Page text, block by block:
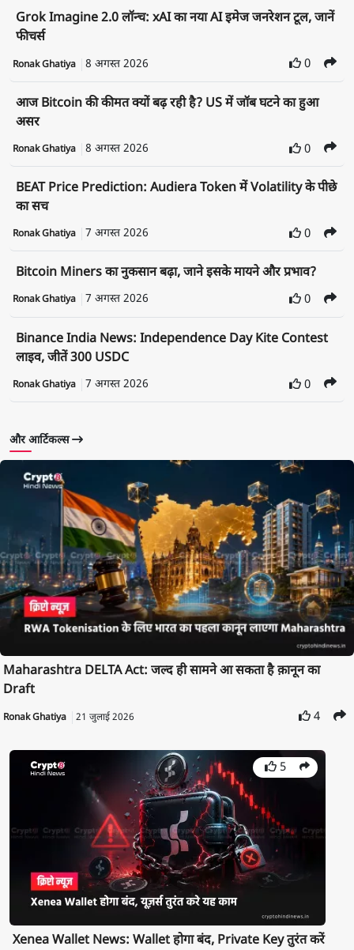
Grok Imagine 2.0 लॉन्च: xAI का नया AI इमेज जनरेशन टूल, जानें
फीचर्स
Ronak Ghatiya 8 अगस्त 2026 0
आज Bitcoin की कीमत क्यों बढ़ रही है? US में जॉब घटने का हुआ
असर
Ronak Ghatiya 8 अगस्त 2026 0
BEAT Price Prediction: Audiera Token में Volatility के पीछे
का सच
Ronak Ghatiya 7 अगस्त 2026 0
Bitcoin Miners का नुकसान बढ़ा, जाने इसके मायने और प्रभाव?
Ronak Ghatiya 7 अगस्त 2026 0
Binance India News: Independence Day Kite Contest
लाइव, जीतें 300 USDC
Ronak Ghatiya 7 अगस्त 2026 0
और आर्टिकल्स
Maharashtra DELTA Act: जल्द ही सामने आ सकता है क़ानून का
Draft
Ronak Ghatiya 21 जुलाई 2026 4
5
Xenea Wallet News: Wallet होगा बंद, Private Key तुरंत करें